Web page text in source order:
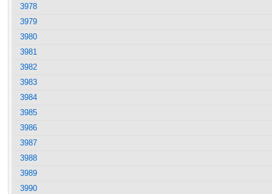
3978
3979
3980
3981
3982
3983
3984
3985
3986
3987
3988
3989
3990